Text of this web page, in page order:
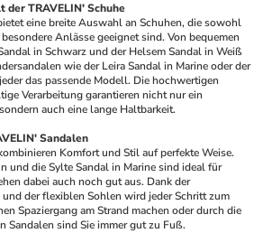
der TRAVELIN' Schuhe
eine breite Auswahl an Schuhen, die sowohl
Anlässe geeignet sind. Von bequemen
in Schwarz und der Helsem Sandal in Weiß
wie der Leira Sandal in Marine oder der
das passende Modell. Die hochwertigen
Verarbeitung garantieren nicht nur ein
auch eine lange Haltbarkeit.
Sandalen
Komfort und Stil auf perfekte Weise.
und die Sylte Sandal in Marine sind ideal für
dabei auch noch gut aus. Dank der
der flexiblen Sohlen wird jeder Schritt zum
Spaziergang am Strand machen oder durch die
Sandalen sind Sie immer gut zu Fuß.